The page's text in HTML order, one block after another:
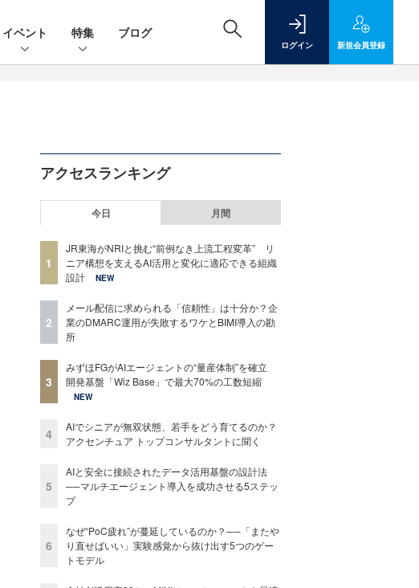
イベント 特集 ブログ
ログイン 新規会員登録
アクセスランキング
今日 月間
1
JR東海がNRIと挑む“前例なき上流工程変革” リ
ニア構想を支えるAI活用と変化に適応できる組織
設計
NEW
2
メール配信に求められる「信頼性」は十分か？企
業のDMARC運用が失敗するワケとBIMI導入の勘
所
3
みずほFGがAIエージェントの“量産体制”を確立
開発基盤「Wiz Base」で最大70%の工数短縮
NEW
4
AIでシニアが無双状態、若手をどう育てるのか？
アクセンチュア トップコンサルタントに聞く
5
AIと安全に接続されたデータ活用基盤の設計法
──マルチエージェント導入を成功させる5ステッ
プ
6
なぜ“PoC疲れ”が蔓延しているのか？──「またや
り直せばいい」実験感覚から抜け出す5つのゲー
トモデル